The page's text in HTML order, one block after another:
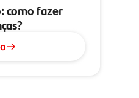
como fazer